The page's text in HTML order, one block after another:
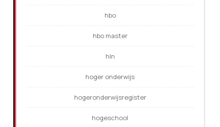
hbo
hbo master
hln
hoger onderwijs
hogeronderwijsregister
hogeschool